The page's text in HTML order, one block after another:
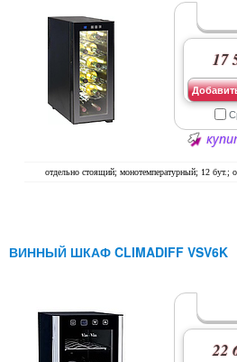
отдельно стоящий; монотемпературный; 12 бут.;
17
ВИННЫЙ ШКАФ CLIMADIFF VSV6K
22